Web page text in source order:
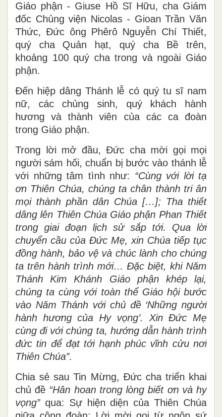
Giáo phận - Giuse Hồ Sĩ Hữu, cha Giám
đốc Chủng viện Nicolas - Gioan Trần Văn
Thức, Đức ông Phêrô Nguyễn Chí Thiết,
quý cha Quản hạt, quý cha Bề trên,
khoảng 100 quý cha trong và ngoài Giáo
phận.
Đến hiệp dâng Thánh lễ có quý tu sĩ nam
nữ, các chủng sinh, quý khách hành
hương và thành viên của các ca đoàn
trong Giáo phận.
Trong lời mở đầu, Đức cha mời gọi mọi
người sám hối, chuẩn bị bước vào thánh lễ
với những tâm tình như: “Cùng với lời tạ
ơn Thiên Chúa, chúng ta chân thành tri ân
mọi thành phần dân Chúa […]; Tha thiết
dâng lên Thiên Chúa Giáo phận Phan Thiết
trong giai đoạn lịch sử sắp tới. Qua lời
chuyển cầu của Đức Mẹ, xin Chúa tiếp tục
đồng hành, bảo vệ và chúc lành cho chúng
ta trên hành trình mới… Đặc biệt, khi Năm
Thánh Kim Khánh Giáo phận khép lại,
chúng ta cùng với toàn thể Giáo hội bước
vào Năm Thánh với chủ đề ‘Những người
hành hương của Hy vọng’. Xin Đức Mẹ
cùng đi với chúng ta, hướng dẫn hành trình
đức tin để đạt tới hạnh phúc vĩnh cửu nơi
Thiên Chúa”.
Chia sẻ sau Tin Mừng, Đức cha triển khai
chủ đề “Hân hoan trong lòng biết ơn và hy
vọng”qua: Sự hiện diện của Thiên Chúa